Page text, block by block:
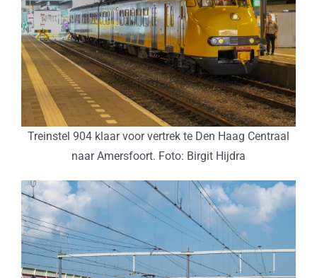
Treinstel 904 klaar voor vertrek te Den Haag Centraal
naar Amersfoort. Foto: Birgit Hijdra